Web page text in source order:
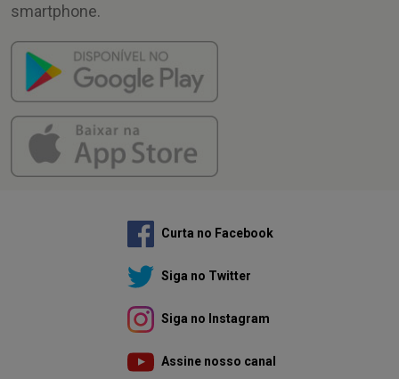
smartphone.
Curta no Facebook
Siga no Twitter
Siga no Instagram
Assine nosso canal